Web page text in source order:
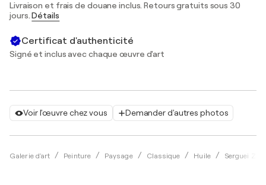
Voir l'œuvre chez vous Demander d'autres photos
Galerie d'art Peinture Paysage Classique Huile Serguei
Livraison et frais de douane inclus. Retours gratuits sous 30
jours.Détails
Certificat d'authenticité
Signé et inclus avec chaque œuvre d'art